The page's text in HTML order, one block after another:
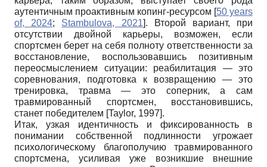
аутентичным проактивным копинг-ресурсом [50 years
of, 2024; Stambulova, 2021]. Второй вариант, при
отсутствии двойной карьеры, возможен, если
спортсмен берет на себя полноту ответственности за
восстановление, воспользовавшись позитивным
переосмыслением ситуации: реабилитация — это
соревнования, подготовка к возвращению — это
тренировка, травма — это соперник, а сам
травмированный спортсмен, восстановившись,
станет победителем [Taylor, 1997].
Итак, узкая идентичность и фиксированность в
понимании собственной подлинности угрожает
психологическому благополучию травмированного
спортсмена, усиливая уже возникшие внешние